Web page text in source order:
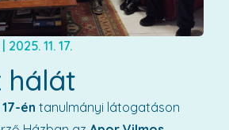
2025. 11. 17.
hálát
én tanulmányi látogatáson